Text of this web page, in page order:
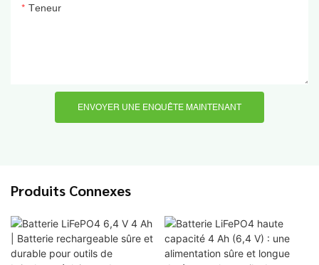
Teneur
ENVOYER UNE ENQUÊTE MAINTENANT
Produits Connexes